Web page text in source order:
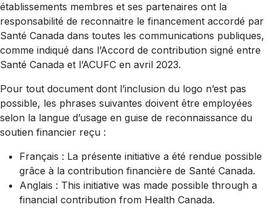
établissements membres et ses partenaires ont la
responsabilité de reconnaitre le financement accordé par
Santé Canada dans toutes les communications publiques,
comme indiqué dans l’Accord de contribution signé entre
Santé Canada et l’ACUFC en avril 2023.
Pour tout document dont l’inclusion du logo n’est pas
possible, les phrases suivantes doivent être employées
selon la langue d’usage en guise de reconnaissance du
soutien financier reçu :
Français : La présente initiative a été rendue possible
grâce à la contribution financière de Santé Canada.
Anglais : This initiative was made possible through a
financial contribution from Health Canada.